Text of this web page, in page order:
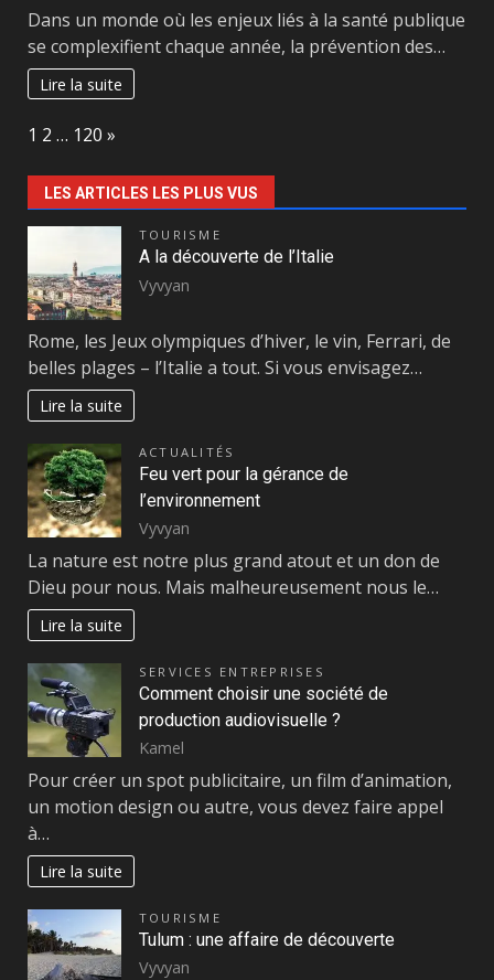
Dans un monde où les enjeux liés à la santé publique
se complexifient chaque année, la prévention des…
Lire la suite
Page:
1 2 … 120 Next
»
LES ARTICLES LES PLUS VUS
TOURISME
A la découverte de l’Italie
Vyvyan
Rome, les Jeux olympiques d’hiver, le vin, Ferrari, de
belles plages – l’Italie a tout. Si vous envisagez…
Lire la suite
ACTUALITÉS
Feu vert pour la gérance de
l’environnement
Vyvyan
La nature est notre plus grand atout et un don de
Dieu pour nous. Mais malheureusement nous le…
Lire la suite
SERVICES ENTREPRISES
Comment choisir une société de
production audiovisuelle ?
Kamel
Pour créer un spot publicitaire, un film d’animation,
un motion design ou autre, vous devez faire appel
à…
Lire la suite
TOURISME
Tulum : une affaire de découverte
Vyvyan